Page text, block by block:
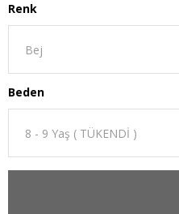
Renk
Beden